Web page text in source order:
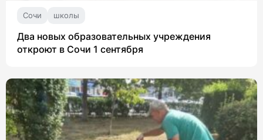
Сочи школы
Два новых образовательных учреждения
откроют в Сочи 1 сентября